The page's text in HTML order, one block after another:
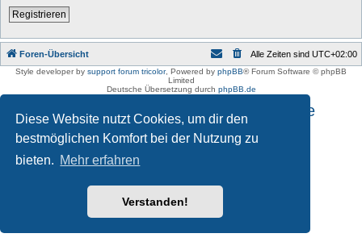
Diese Website nutzt Cookies, um dir den
bestmöglichen Komfort bei der Nutzung zu
bieten. Mehr erfahren
Verstanden!
Registrieren
Foren-Übersicht Alle Zeiten sind UTC+02:00
Style developer by support forum tricolor, Powered by phpBB® Forum Software © phpBB
Limited
Deutsche Übersetzung durch phpBB.de
Impressum und Datenschutzhinweise